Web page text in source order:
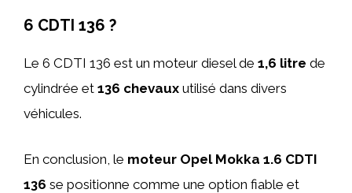
6 CDTI 136 ?
Le 6 CDTI 136 est un moteur diesel de 1,6 litre de
cylindrée et 136 chevaux utilisé dans divers
véhicules.
En conclusion, le moteur Opel Mokka 1.6 CDTI
136 se positionne comme une option fiable et